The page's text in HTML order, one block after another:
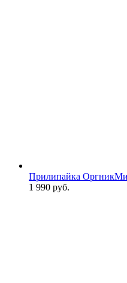
Прилипайка
1 990 руб.